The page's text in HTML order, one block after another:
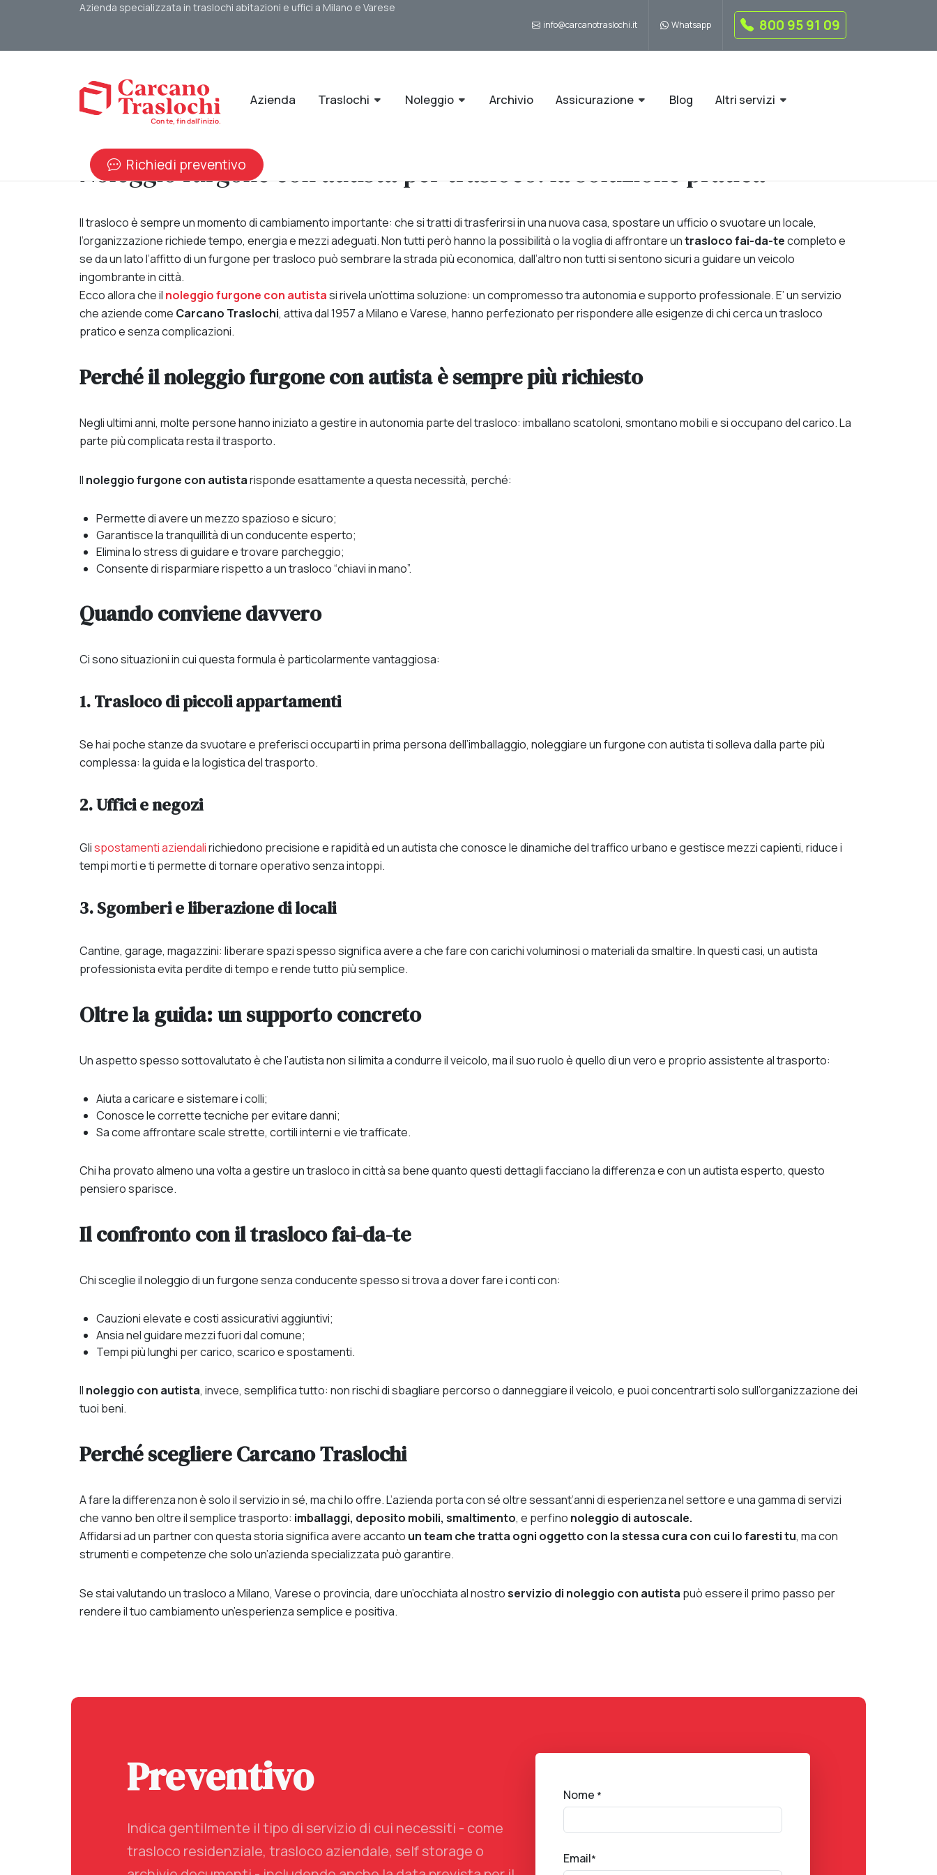
Azienda specializzata in traslochi abitazioni e uffici a Milano e Varese
info@carcanotraslochi.it Whatsapp 800 95 91 09
Richiedi preventivo
Azienda Traslochi Noleggio Archivio Assicurazione Blog Altri servizi
Noleggio furgone con autista per trasloco: la soluzione pratica
Il trasloco è sempre un momento di cambiamento importante: che si tratti di trasferirsi in una nuova casa, spostare un ufficio o svuotare un locale,
l’organizzazione richiede tempo, energia e mezzi adeguati. Non tutti però hanno la possibilità o la voglia di affrontare untrasloco fai-da-tecompleto e
se da un lato l’affitto di un furgone per trasloco può sembrare la strada più economica, dall’altro non tutti si sentono sicuri a guidare un veicolo
ingombrante in città.
Ecco allora che il noleggio furgone con autistasi rivela un’ottima soluzione: un compromesso tra autonomia e supporto professionale. E’ un servizio
che aziende come Carcano Traslochi, attiva dal 1957 a Milano e Varese, hanno perfezionato per rispondere alle esigenze di chi cerca un trasloco
pratico e senza complicazioni.
Perché il noleggio furgone con autista è sempre più richiesto
Negli ultimi anni, molte persone hanno iniziato a gestire in autonomia parte del trasloco: imballano scatoloni, smontano mobili e si occupano del carico. La
parte più complicata resta il trasporto.
Il noleggio furgone con autistarisponde esattamente a questa necessità, perché:
Permette di avere un mezzo spazioso e sicuro;
Garantisce la tranquillità di un conducente esperto;
Elimina lo stress di guidare e trovare parcheggio;
Consente di risparmiare rispetto a un trasloco “chiavi in mano”.
Quando conviene davvero
Ci sono situazioni in cui questa formula è particolarmente vantaggiosa:
1. Trasloco di piccoli appartamenti
Se hai poche stanze da svuotare e preferisci occuparti in prima persona dell’imballaggio, noleggiare un furgone con autista ti solleva dalla parte più
complessa: la guida e la logistica del trasporto.
2. Uffici e negozi
Glispostamenti aziendalirichiedono precisione e rapidità ed un autista che conosce le dinamiche del traffico urbano e gestisce mezzi capienti, riduce i
tempi morti e ti permette di tornare operativo senza intoppi.
3. Sgomberi e liberazione di locali
Cantine, garage, magazzini: liberare spazi spesso significa avere a che fare con carichi voluminosi o materiali da smaltire. In questi casi, un autista
professionista evita perdite di tempo e rende tutto più semplice.
Oltre la guida: un supporto concreto
Un aspetto spesso sottovalutato è che l’autista non si limita a condurre il veicolo, ma il suo ruolo è quello di un vero e proprio assistente al trasporto:
Aiuta a caricare e sistemare i colli;
Conosce le corrette tecniche per evitare danni;
Sa come affrontare scale strette, cortili interni e vie trafficate.
Chi ha provato almeno una volta a gestire un trasloco in città sa bene quanto questi dettagli facciano la differenza e con un autista esperto, questo
pensiero sparisce.
Il confronto con il trasloco fai-da-te
Chi sceglie il noleggio di un furgone senza conducente spesso si trova a dover fare i conti con:
Cauzioni elevate e costi assicurativi aggiuntivi;
Ansia nel guidare mezzi fuori dal comune;
Tempi più lunghi per carico, scarico e spostamenti.
Il noleggio con autista, invece, semplifica tutto: non rischi di sbagliare percorso o danneggiare il veicolo, e puoi concentrarti solo sull’organizzazione dei
tuoi beni.
Perché scegliere Carcano Traslochi
A fare la differenza non è solo il servizio in sé, ma chi lo offre. L’azienda porta con sé oltre sessant’anni di esperienza nel settore e una gamma di servizi
che vanno ben oltre il semplice trasporto: imballaggi, deposito mobili, smaltimento, e perfino noleggio di autoscale.
Affidarsi ad un partner con questa storia significaavere accanto un team che tratta ogni oggetto con la stessa cura con cui lo faresti tu, ma con
strumenti e competenze che solo un’azienda specializzata può garantire.
Se stai valutando un trasloco a Milano, Varese o provincia, dare un’occhiata al nostroservizio di noleggio con autista può essere il primo passo per
rendere il tuo cambiamento un’esperienza semplice e positiva.
Preventivo
Indica gentilmente il tipo di servizio di cui necessiti - come
trasloco residenziale, trasloco aziendale, self storage o
Nome *
Email*